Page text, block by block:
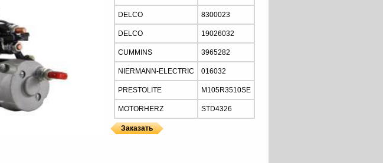
DELCO 8300023
DELCO 19026032
CUMMINS 3965282
NIERMANN-ELECTRIC 016032
PRESTOLITE M105R3510SE
MOTORHERZ STD4326